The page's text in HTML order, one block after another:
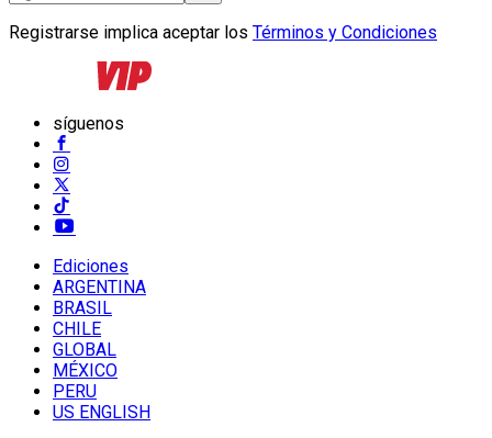
Registrarse implica aceptar los Términos y Condiciones
síguenos
Ediciones
ARGENTINA
BRASIL
CHILE
GLOBAL
MÉXICO
PERU
US ENGLISH